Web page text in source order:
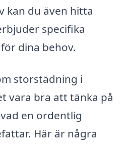
kan du även hitta
specifika
dina behov.
storstädning i
vara bra att tänka på
en ordentlig
Här är några